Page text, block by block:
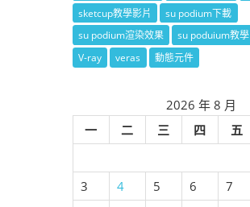
sketcup教學影片
su podium下載
su podium渲染效果
su poduium教學
V-ray
veras 動態元件
2026 年 8 月
一
二 三 四 五
3
4 5 6 7